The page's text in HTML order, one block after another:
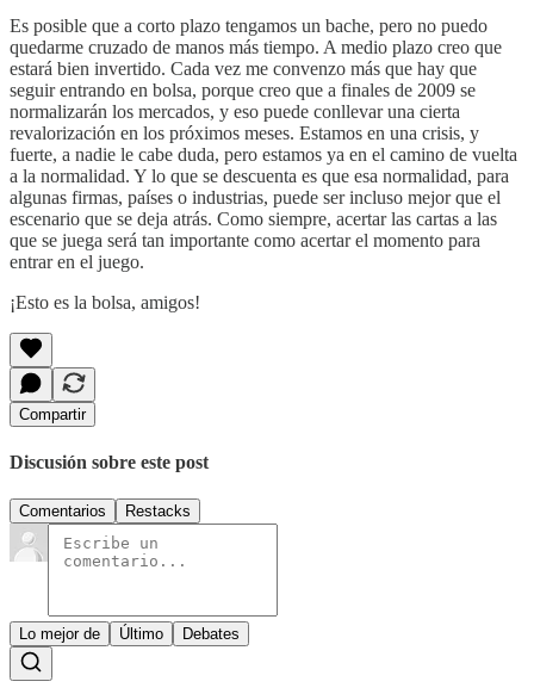
Es posible que a corto plazo tengamos un bache, pero no puedo
quedarme cruzado de manos más tiempo. A medio plazo creo que
estará bien invertido. Cada vez me convenzo más que hay que
seguir entrando en bolsa, porque creo que a finales de 2009 se
normalizarán los mercados, y eso puede conllevar una cierta
revalorización en los próximos meses. Estamos en una crisis, y
fuerte, a nadie le cabe duda, pero estamos ya en el camino de vuelta
a la normalidad. Y lo que se descuenta es que esa normalidad, para
algunas firmas, países o industrias, puede ser incluso mejor que el
escenario que se deja atrás. Como siempre, acertar las cartas a las
que se juega será tan importante como acertar el momento para
entrar en el juego.
¡Esto es la bolsa, amigos!
Compartir
Discusión sobre este post
Comentarios Restacks
Lo mejor de Último Debates